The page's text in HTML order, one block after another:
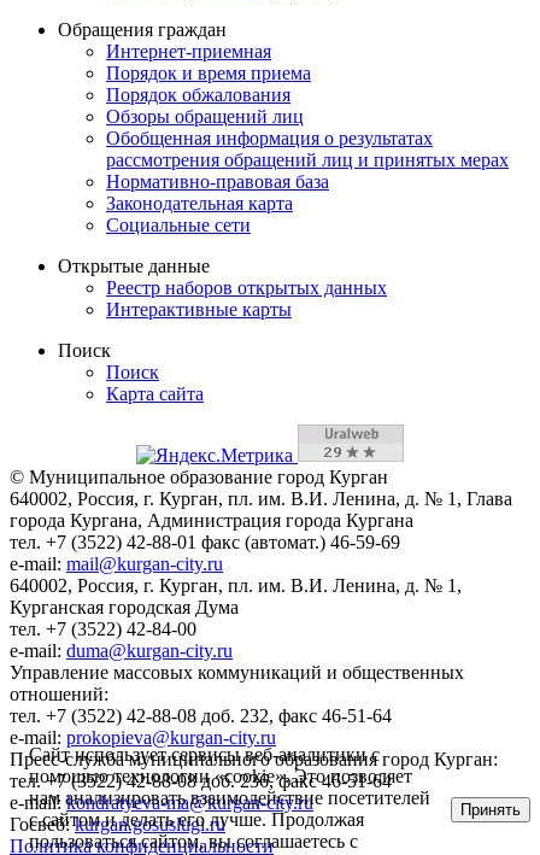
Обращения граждан
Интернет-приемная
Порядок и время приема
Порядок обжалования
Обзоры обращений лиц
Обобщенная информация о результатах
рассмотрения обращений лиц и принятых мерах
Нормативно-правовая база
Законодательная карта
Социальные сети
Открытые данные
Реестр наборов открытых данных
Интерактивные карты
Поиск
Поиск
Карта сайта
© Муниципальное образование город Курган
640002, Россия, г. Курган, пл. им. В.И. Ленина, д. № 1, Глава
города Кургана, Администрация города Кургана
тел. +7 (3522) 42-88-01 факс (автомат.) 46-59-69
e-mail: mail@kurgan-city.ru
640002, Россия, г. Курган, пл. им. В.И. Ленина, д. № 1,
Курганская городская Дума
тел. +7 (3522) 42-84-00
e-mail: duma@kurgan-city.ru
Управление массовых коммуникаций и общественных
отношений:
тел. +7 (3522) 42-88-08 доб. 232, факс 46-51-64
e-mail: prokopieva@kurgan-city.ru
Пресс-служба муниципального образования город Курган:
тел. +7 (3522) 42-88-08 доб. 236, факс 46-51-64
e-mail:kondratyeva-ma@kurgan-city.ru
Госвеб:kurgan.gosuslugi.ru
Политика конфиденциальности
Сайт использует сервисы веб-аналитики с
помощью технологии «cookie». Это позволяет
нам анализировать взаимодействие посетителей
с сайтом и делать его лучше. Продолжая
пользоваться сайтом, вы соглашаетесь с
Принять